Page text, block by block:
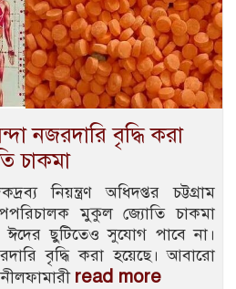
নজরদারি বৃদ্ধি করা
চাকমা
নিয়ন্ত্রণ অধিদপ্তর চট্টগ্রাম
মুকুল জ্যোতি চাকমা
ঈদের ছুটিতেও সুযোগ পাবে না।
বৃদ্ধি করা হয়েছে। আবারো
read more